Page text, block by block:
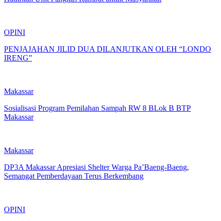
OPINI
PENJAJAHAN JILID DUA DILANJUTKAN OLEH “LONDO
IRENG”
Makassar
Sosialisasi Program Pemilahan Sampah RW 8 BLok B BTP
Makassar
Makassar
DP3A Makassar Apresiasi Shelter Warga Pa’Baeng-Baeng,
Semangat Pemberdayaan Terus Berkembang
OPINI